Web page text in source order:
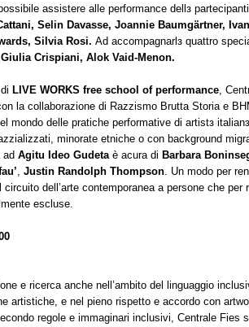
assistere alle performance dellз
Selin Davasse, Joannie Baumgärtner,
Silvia Rosi. Ad accompagnarlз quattro
Crispiani, Alok Vaid-Menon.
LIVE WORKS free school of performance,
la collaborazione di Razzismo Brutta Storia e
mondo delle pratiche performative di artistз
minorate etniche o con background
ad Agitu Ideo Gudeta è acura di Barbara
, Justin Randolph Thompson. Un modo per
circuito dell’arte contemporanea a persone che per
escluse.
e ricerca anche nell’ambito del linguaggio
artistiche, e nel pieno rispetto e accordo con
regole e immaginari inclusivi, Centrale Fies